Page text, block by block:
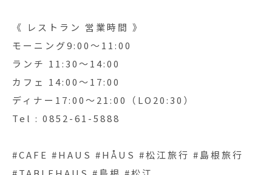
《 レストラン 営業時間 》
モーニング9:00〜11:00
ランチ 11:30〜14:00
カフェ 14:00〜17:00
ディナー17:00〜21:00（LO20:30）
Tel : 0852-61-5888
#CAFE #HAUS #HÅUS #松江旅行 #島根旅行